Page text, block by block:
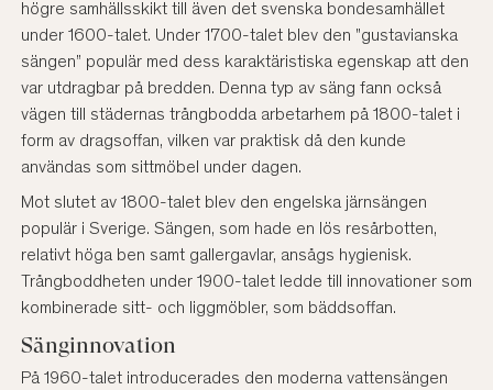
högre samhällsskikt till även det svenska bondesamhället
under 1600-talet. Under 1700-talet blev den "gustavianska
sängen” populär med dess karaktäristiska egenskap att den
var utdragbar på bredden. Denna typ av säng fann också
vägen till städernas trångbodda arbetarhem på 1800-talet i
form av dragsoffan, vilken var praktisk då den kunde
användas som sittmöbel under dagen.
Mot slutet av 1800-talet blev den engelska järnsängen
populär i Sverige. Sängen, som hade en lös resårbotten,
relativt höga ben samt gallergavlar, ansågs hygienisk.
Trångboddheten under 1900-talet ledde till innovationer som
kombinerade sitt- och liggmöbler, som bäddsoffan.
Sänginnovation
På 1960-talet introducerades den moderna vattensängen